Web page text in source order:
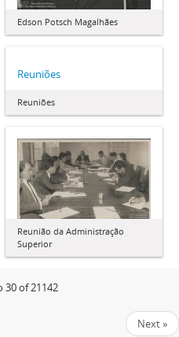
Edson Potsch Magalhães
Reuniões
Reuniões
Reunião da Administração
Superior
30 of 21142
Next »